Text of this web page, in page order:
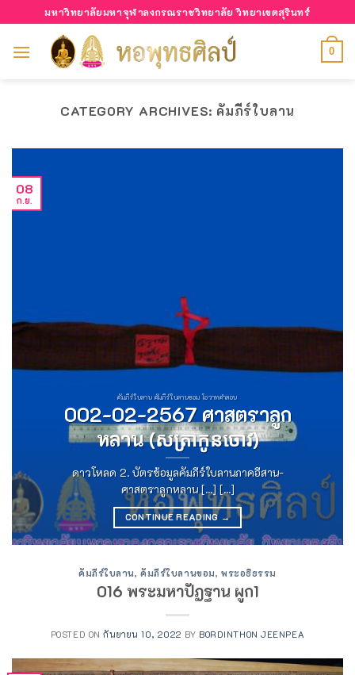
to
content
มหาวิทยาลัยมหาจุฬาลงกรณราชวิทยาลัย วิทยาเขตสุรินทร์
0
CATEGORY ARCHIVES: คัมภีร์ใบลาน
คัมภีร์ใบลาน คัมภีร์ใบลานขอม โอวาทคำสอน
002-02-2567 ศาสตราลูก
หลาน (សត្រាកូនចោវ)
ดาวโหลด 2. บัตรข้อมูลคัมภีร์ใบลานภาคอีสาน-
ศาสตราลูกหลาน [...] [...]
CONTINUE READING →
08
ก.ย.
คัมภีร์ใบลาน,คัมภีร์ใบลานขอม, พระอธิธรรม
016 พระมหาปัฏฐาน ผูก1
POSTED ONกันยายน 10, 2022 BY BORDINTHON JEENPEA